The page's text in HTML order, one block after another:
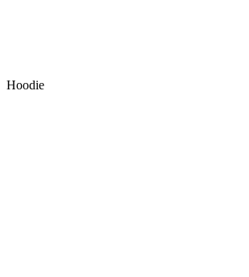
Hoodie